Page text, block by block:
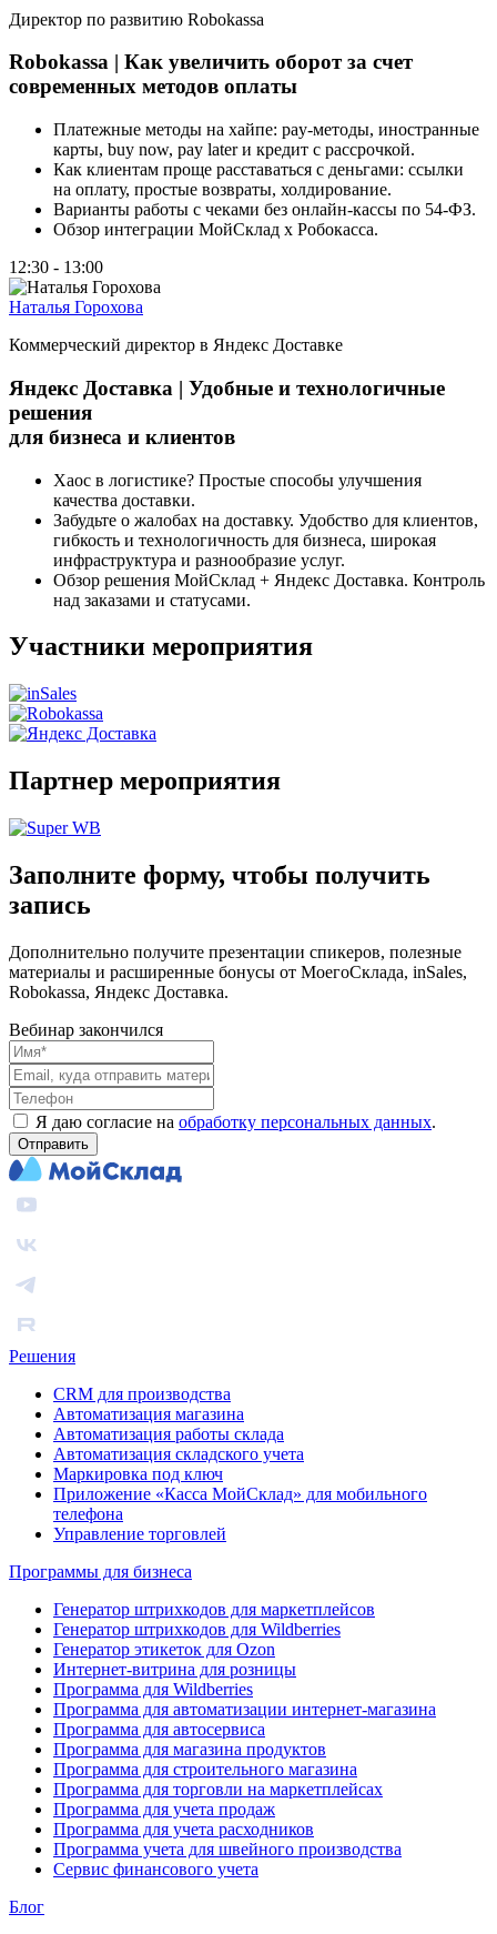
Директор по развитию Robokassa
Robokassa | Как увеличить оборот за счет
современных методов оплаты
Платежные методы на хайпе: pay‑методы, иностранные
карты, buy now, pay later и кредит с рассрочкой.
Как клиентам проще расставаться с деньгами: ссылки
на оплату, простые возвраты, холдирование.
Варианты работы с чеками без онлайн‑кассы по 54‑ФЗ.
Обзор интеграции МойСклад x Робокасса.
12:30 - 13:00
Наталья Горохова
Коммерческий директор в Яндекс Доставке
Яндекс Доставка | Удобные и технологичные
решения
для бизнеса и клиентов
Хаос в логистике? Простые способы улучшения
качества доставки.
Забудьте о жалобах на доставку. Удобство для клиентов,
гибкость и технологичность для бизнеса, широкая
инфраструктура и разнообразие услуг.
Обзор решения МойСклад + Яндекс Доставка. Контроль
над заказами и статусами.
Участники мероприятия
Партнер мероприятия
Заполните форму, чтобы получить
запись
Дополнительно получите презентации спикеров, полезные
материалы и расширенные бонусы от МоегоСклада, inSales,
Robokassa, Яндекс Доставка.
Вебинар закончился
Я даю согласие на обработку персональных данных.
Отправить
Решения
CRM для производства
Автоматизация магазина
Автоматизация работы склада
Автоматизация складского учета
Маркировка под ключ
Приложение «Касса МойСклад» для мобильного
телефона
Управление торговлей
Программы для бизнеса
Генератор штрихкодов для маркетплейсов
Генератор штрихкодов для Wildberries
Генератор этикеток для Ozon
Интернет-витрина для розницы
Программа для Wildberries
Программа для автоматизации интернет-магазина
Программа для автосервиса
Программа для магазина продуктов
Программа для строительного магазина
Программа для торговли на маркетплейсах
Программа для учета продаж
Программа для учета расходников
Программа учета для швейного производства
Сервис финансового учета
Блог